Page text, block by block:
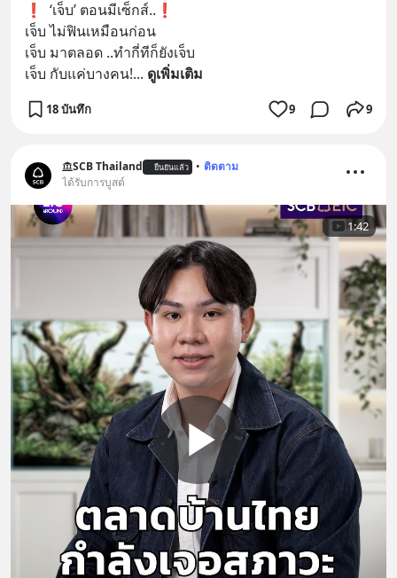
❗️  ‘เจ็บ’ ตอนมีเซ็กส์..❗️
เจ็บ ไม่ฟินเหมือนก่อน
เจ็บ มาตลอด ..ทำกี่ทีก็ยังเจ็บ
เจ็บ กับแค่บางคน!... ดูเพิ่มเติม
18 บันทึก 9 9
SCB Thailand ยืนยันแล้ว • ติดตาม
ได้รับการบูสต์
1:42